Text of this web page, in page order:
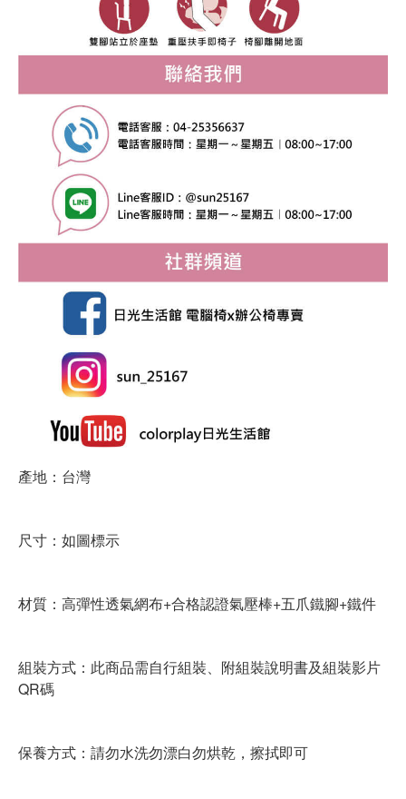
產地：台灣
尺寸：如圖標示
材質：高彈性透氣網布+合格認證氣壓棒+五爪鐵腳+鐵件
組裝方式：此商品需自行組裝、附組裝說明書及組裝影片
QR碼
保養方式：請勿水洗勿漂白勿烘乾，擦拭即可